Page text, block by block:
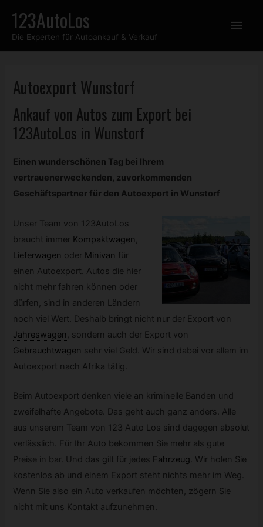
Inhalt
springen
123AutoLos
Die Experten für Autoankauf & Verkauf
Autoexport Wunstorf
Ankauf von Autos zum Export bei
123AutoLos in Wunstorf
Einen wunderschönen Tag bei Ihrem
vertrauenerweckenden, zuvorkommenden
Geschäftspartner für den Autoexport in Wunstorf
Unser Team von 123AutoLos
braucht immer Kompaktwagen ,
Lieferwagen oder Minivan für
einen Autoexport. Autos die hier
nicht mehr fahren können oder
dürfen, sind in anderen Ländern
noch viel Wert. Deshalb bringt nicht nur der Export von
Jahreswagen , sondern auch der Export von
Gebrauchtwagen sehr viel Geld. Wir sind dabei vor allem im
Autoexport nach Afrika tätig.
Beim Autoexport denken viele an kriminelle Banden und
zweifelhafte Angebote. Das geht auch ganz anders. Alle
aus unserem Team von 123 Auto Los sind dagegen absolut
verlässlich. Für Ihr Auto bekommen Sie mehr als gute
Preise in bar. Und das gilt für jedes Fahrzeug. Wir holen Sie
kostenlos ab und einem Export steht nichts mehr im Weg.
Wenn Sie also ein Auto verkaufen möchten, zögern Sie
nicht mit uns Kontakt aufzunehmen.